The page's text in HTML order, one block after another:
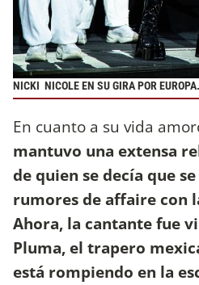
NICKI NICOLE EN SU GIRA POR EUROPA.
En cuanto a su vida
mantuvo una extensa
de quien se decía que
rumores de affaire con
Ahora, la cantante fue
Pluma, el trapero
está rompiendo en la